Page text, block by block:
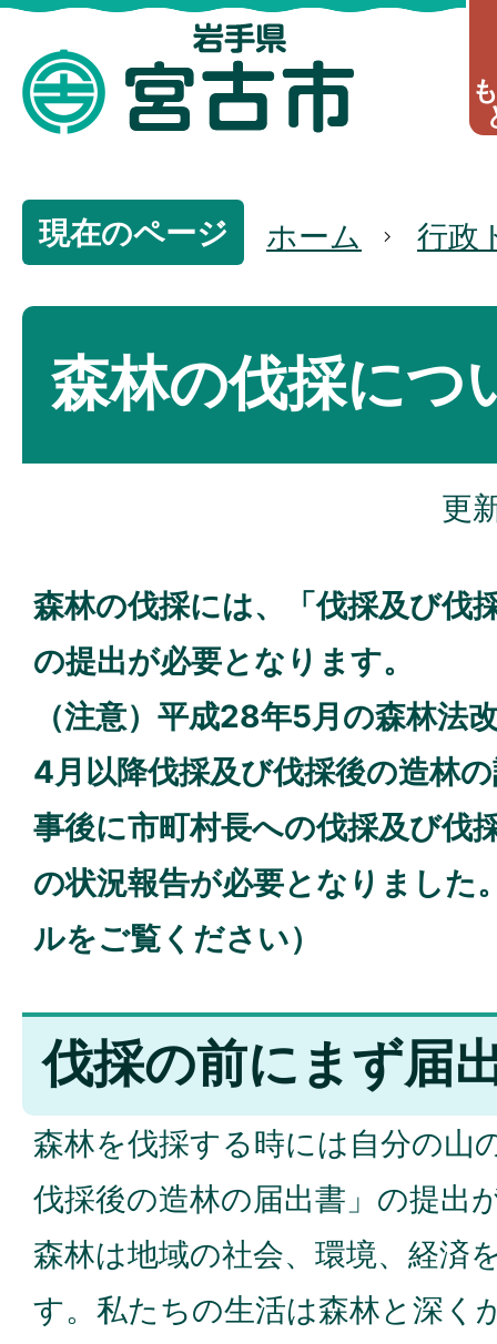
現在のページ ホーム 行政
森林の伐採につ
更
森林の伐採には、「伐採及び伐
の提出が必要となります。
（注意）平成28年5月の森林法
4月以降伐採及び伐採後の造林
事後に市町村長への伐採及び伐
の状況報告が必要となりました
ルをご覧ください）
伐採の前にまず届
森林を伐採する時には自分の山
伐採後の造林の届出書」の提出
森林は地域の社会、環境、経済
す。私たちの生活は森林と深く